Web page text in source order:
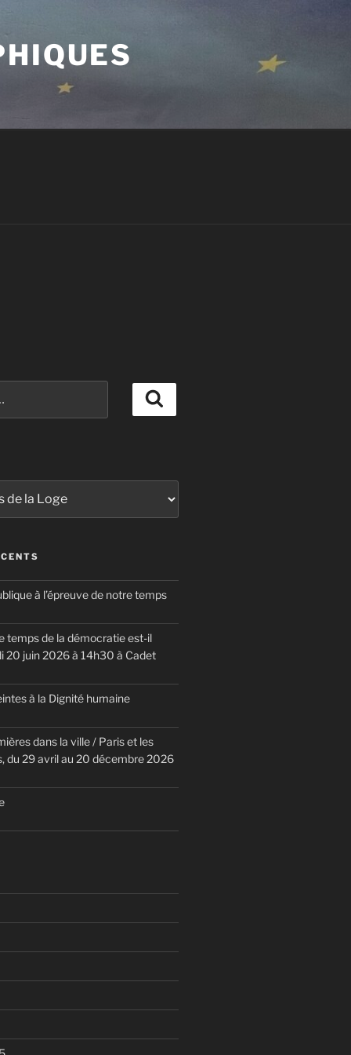
à l’épreuve de notre temps
temps de la démocratie est-il
20 juin 2026 à 14h30 à Cadet
à la Dignité humaine
dans la ville / Paris et les
du 29 avril au 20 décembre 2026